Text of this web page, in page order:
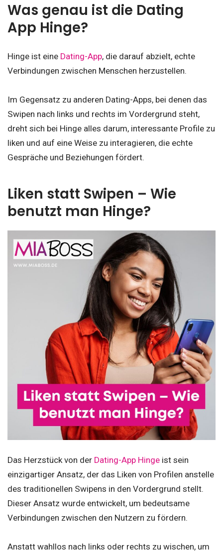
Was genau ist die Dating
App Hinge?
Hinge ist eine Dating-App, die darauf abzielt, echte
Verbindungen zwischen Menschen herzustellen.
Im Gegensatz zu anderen Dating-Apps, bei denen das
Swipen nach links und rechts im Vordergrund steht,
dreht sich bei Hinge alles darum, interessante Profile zu
liken und auf eine Weise zu interagieren, die echte
Gespräche und Beziehungen fördert.
Liken statt Swipen – Wie
benutzt man Hinge?
Das Herzstück von der Dating-App Hinge ist sein
einzigartiger Ansatz, der das Liken von Profilen anstelle
des traditionellen Swipens in den Vordergrund stellt.
Dieser Ansatz wurde entwickelt, um bedeutsame
Verbindungen zwischen den Nutzern zu fördern.
Anstatt wahllos nach links oder rechts zu wischen, um